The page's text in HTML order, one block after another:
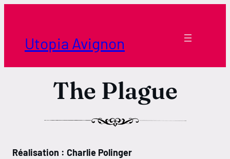
contenuUtopia Avignon
The Plague
Réalisation : Charlie Polinger